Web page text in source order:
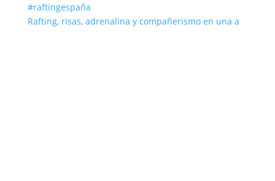
Rafting, risas, adrenalina y compañerismo en una a